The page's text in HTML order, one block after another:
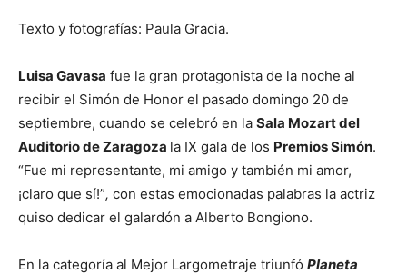
Texto y fotografías: Paula Gracia.
Luisa Gavasa fue la gran protagonista de la noche al
recibir el Simón de Honor el pasado domingo 20 de
septiembre, cuando se celebró en la Sala Mozart del
Auditorio de Zaragoza la IX gala de los Premios Simón.
“Fue mi representante, mi amigo y también mi amor,
¡claro que sí!”, con estas emocionadas palabras la actriz
quiso dedicar el galardón a Alberto Bongiono.
En la categoría al Mejor Largometraje triunfó Planeta